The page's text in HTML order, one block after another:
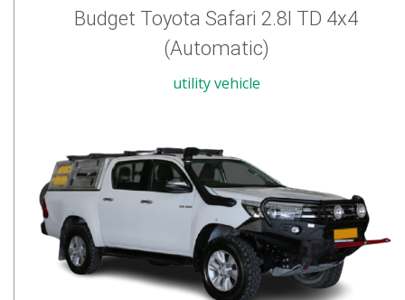
Budget Toyota Safari 2.8l TD 4x4
(Automatic)
utility vehicle